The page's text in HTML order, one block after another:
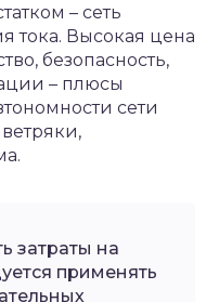
– сеть
тока. Высокая цена
безопасность,
– плюсы
сети
затраты на
применять